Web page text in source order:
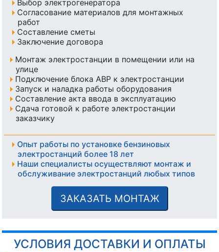
Выбор электрогенератора
Согласование материалов для монтажных
работ
Составление сметы
Заключение договора
Монтаж электростанции в помещении или на
улице
Подключение блока АВР к электростанции
Запуск и наладка работы оборудования
Составление акта ввода в эксплуатацию
Сдача готовой к работе электростанции
заказчику
Опыт работы по установке бензиновых
электростанций более 18 лет
Наши специалисты осуществляют монтаж и
обслуживание электростанций любых типов
ЗАКАЗАТЬ МОНТАЖ
УСЛОВИЯ ДОСТАВКИ И ОПЛАТЫ